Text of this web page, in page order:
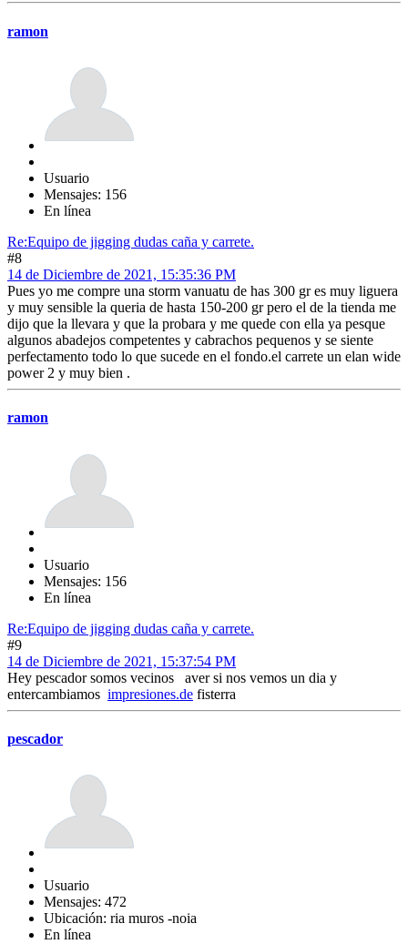
ramon
Usuario
Mensajes: 156
En línea
Re:Equipo de jigging dudas caña y carrete.
#8
14 de Diciembre de 2021, 15:35:36 PM
Pues yo me compre una storm vanuatu de has 300 gr es muy liguera
y muy sensible la queria de hasta 150-200 gr pero el de la tienda me
dijo que la llevara y que la probara y me quede con ella ya pesque
algunos abadejos competentes y cabrachos pequenos y se siente
perfectamento todo lo que sucede en el fondo.el carrete un elan wide
power 2 y muy bien .
ramon
Usuario
Mensajes: 156
En línea
Re:Equipo de jigging dudas caña y carrete.
#9
14 de Diciembre de 2021, 15:37:54 PM
Hey pescador somos vecinos aver si nos vemos un dia y
entercambiamos impresiones.de fisterra
pescador
Usuario
Mensajes: 472
Ubicación: ria muros -noia
En línea